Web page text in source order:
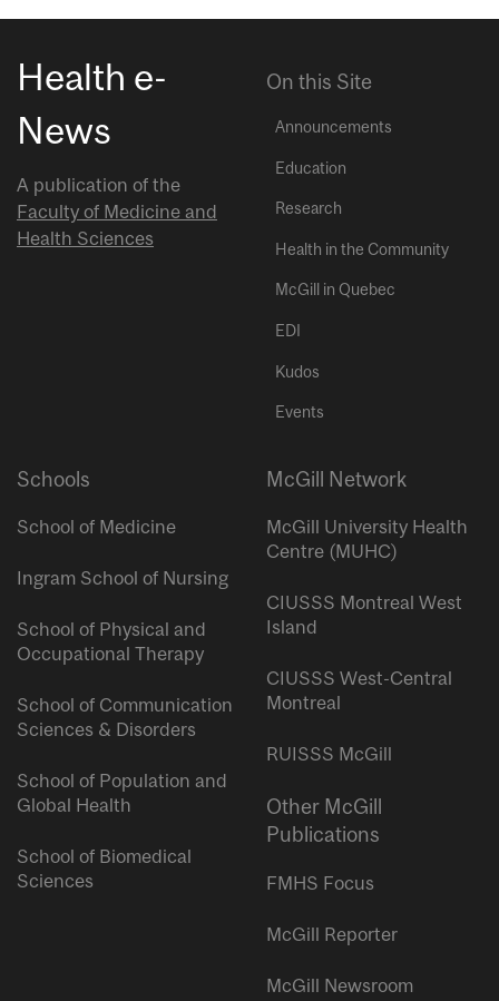
Health e-
News
A publication of the
Faculty of Medicine and
Health Sciences
On this Site
Announcements
Education
Research
Health in the Community
McGill in Quebec
EDI
Kudos
Events
Schools
School of Medicine
Ingram School of Nursing
School of Physical and
Occupational Therapy
School of Communication
Sciences & Disorders
School of Population and
Global Health
School of Biomedical
Sciences
McGill Network
McGill University Health
Centre (MUHC)
CIUSSS Montreal West
Island
CIUSSS West-Central
Montreal
RUISSS McGill
Other McGill
Publications
FMHS Focus
McGill Reporter
McGill Newsroom